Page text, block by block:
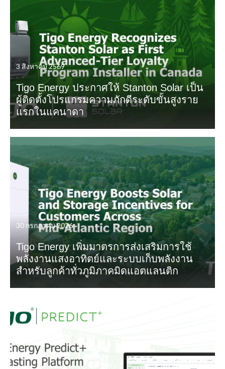
3 สิงหาคม 2569
Tigo Energy ประกาศให้ Stanton Solar เป็น
ผู้ติดตั้งโปรแกรมความภักดีระดับขั้นสูงราย
แรกในแคนาดา
30 กรกฎาคม 2026
Tigo Energy เพิ่มมาตรการส่งเสริมการใช้
พลังงานแสงอาทิตย์และระบบเก็บพลังงาน
สำหรับลูกค้าทั่วภูมิภาคมิดแอตแลนติก